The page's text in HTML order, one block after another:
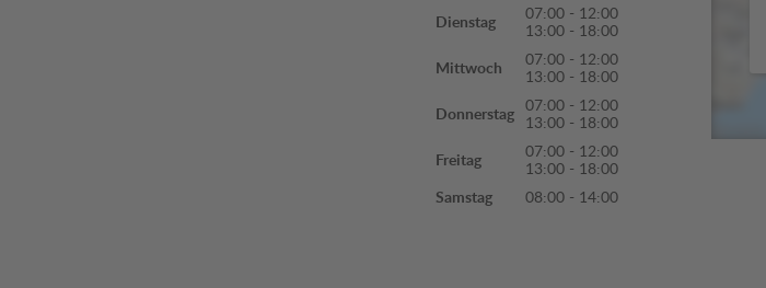
Dienstag
07:00 - 12:00
13:00 - 18:00
Mittwoch
07:00 - 12:00
13:00 - 18:00
Donnerstag 07:00 - 12:00
13:00 - 18:00
Freitag
07:00 - 12:00
13:00 - 18:00
Samstag
08:00 - 14:00